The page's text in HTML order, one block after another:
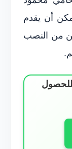
الذي يمكن أن يقدم
من النصب
للحصول